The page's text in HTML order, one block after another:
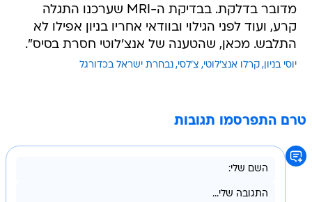
התלבש. מכאן, שהטענה של אנצ'לוטי חסרת בסיס".
יוסי בניון קרלו אנצ'לוטי צ'לסי נבחרת ישראל בכדורגל